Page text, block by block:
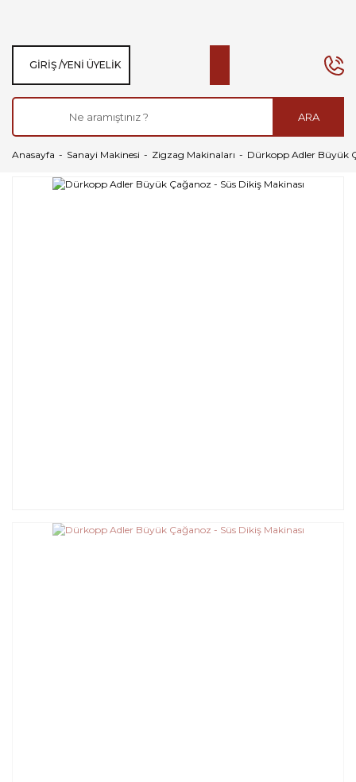
ARA
GIRIŞ /YENI ÜYELIK
Anasayfa Sanayi Makinesi Zigzag Makinaları Dürkopp Adler Büyük